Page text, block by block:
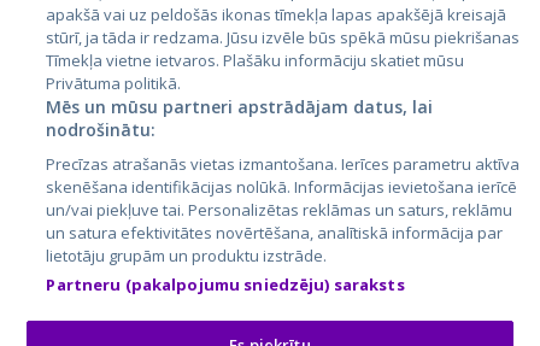
City24.lv
City24.ee
GetaPro.lv
GetaPro.ee
Skelbiu.lt
Autoplius.lt
Aruodas.lt
CVbankas.lt
Kainos.lt
Paslaugos.lt
auto24.ee
Osta.ee
KuldneBörs.ee
apakšā vai uz peldošās ikonas tīmekļa lapas apakšējā kreisajā
stūrī, ja tāda ir redzama. Jūsu izvēle būs spēkā mūsu piekrišanas
Tīmekļa vietne ietvaros. Plašāku informāciju skatiet mūsu
Privātuma politikā.
Mēs un mūsu partneri apstrādājam datus, lai
nodrošinātu:
Precīzas atrašanās vietas izmantošana. Ierīces parametru aktīva
skenēšana identifikācijas nolūkā. Informācijas ievietošana ierīcē
un/vai piekļuve tai. Personalizētas reklāmas un saturs, reklāmu
un satura efektivitātes novērtēšana, analītiskā informācija par
lietotāju grupām un produktu izstrāde.
Partneru (pakalpojumu sniedzēju) saraksts